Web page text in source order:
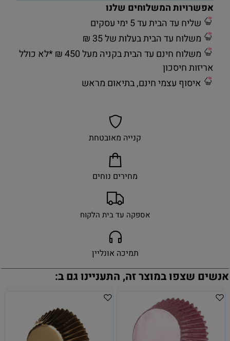
אפשרויות המשלוחים שלנו
שליח עד הבית עד 5 ימי עסקים
משלוח עד הבית בעלות של 35 ₪
משלוח חינם עד הבית בקניה מעל 450 ₪ *לא כולל
אריזות חיסכון
איסוף עצמי חינם, בתיאום מראש
קנייה מאובטחת
מחירים נוחים
אספקה עד בית הלקוח
תמיכה אונליין
אנשים שצפו במוצר זה, התעניינו גם ב: